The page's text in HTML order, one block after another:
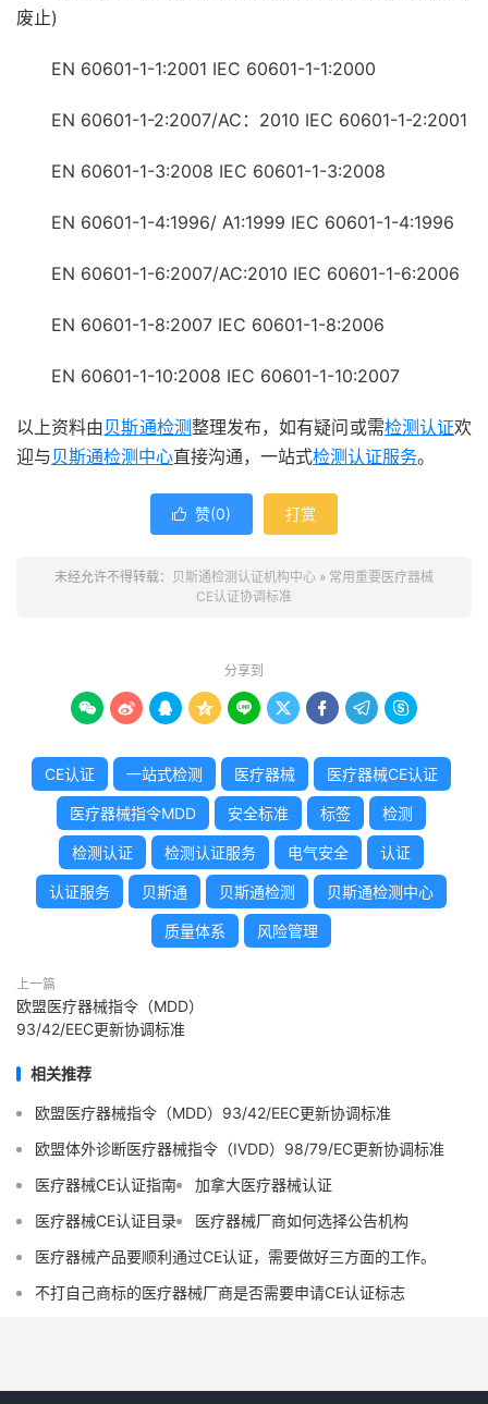
废止)
EN 60601-1-1:2001 IEC 60601-1-1:2000
EN 60601-1-2:2007/AC：2010 IEC 60601-1-2:2001
EN 60601-1-3:2008 IEC 60601-1-3:2008
EN 60601-1-4:1996/ A1:1999 IEC 60601-1-4:1996
EN 60601-1-6:2007/AC:2010 IEC 60601-1-6:2006
EN 60601-1-8:2007 IEC 60601-1-8:2006
EN 60601-1-10:2008 IEC 60601-1-10:2007
以上资料由贝斯通检测整理发布，如有疑问或需检测认证欢
迎与贝斯通检测中心直接沟通，一站式检测认证服务。
 赞(0) 打赏
未经允许不得转载： 贝斯通检测认证机构中心 » 常用重要医疗器械
CE认证协调标准
分享到
        
CE认证 一站式检测 医疗器械 医疗器械CE认证
医疗器械指令MDD 安全标准 标签 检测
检测认证 检测认证服务 电气安全 认证
认证服务 贝斯通 贝斯通检测 贝斯通检测中心
质量体系 风险管理
上一篇
欧盟医疗器械指令（MDD）
93/42/EEC更新协调标准
相关推荐
欧盟医疗器械指令（MDD）93/42/EEC更新协调标准
欧盟体外诊断医疗器械指令（IVDD）98/79/EC更新协调标准
医疗器械CE认证指南
加拿大医疗器械认证
医疗器械CE认证目录
医疗器械厂商如何选择公告机构
医疗器械产品要顺利通过CE认证，需要做好三方面的工作。
不打自己商标的医疗器械厂商是否需要申请CE认证标志